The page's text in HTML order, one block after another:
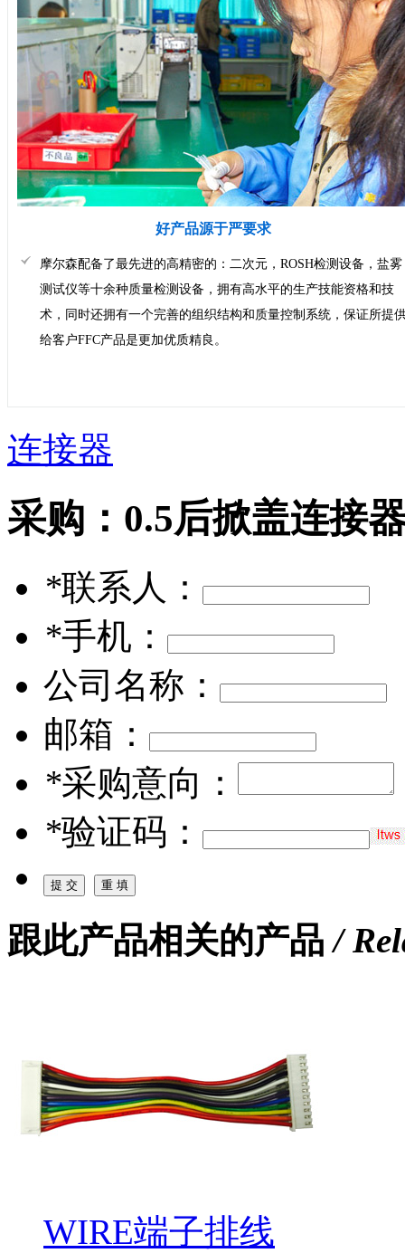
好产品源于严要求
摩尔森配备了最先进的高精密的：二次元，ROSH检测设备，盐雾
测试仪等十余种质量检测设备，拥有高水平的生产技能资格和技
术，同时还拥有一个完善的组织结构和质量控制系统，保证所提
给客户FFC产品是更加优质精良。
连接器
采购： 0.5后掀盖连接
*联系人：
*手机：
公司名称：
邮箱：
*采购意向：
*验证码：
跟此产品相关的产品/
WIRE端子排线